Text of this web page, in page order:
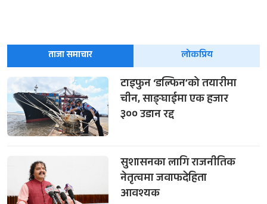
ताजा समाचार लोकप्रिय
टाइफुन ‘डल्फिन’को तयारीमा
चीन, साङ्घाईमा एक हजार
३०० उडान रद्द
सुशासनका लागि राजनीतिक
नेतृत्वमा जवाफदेहिता
आवश्यक